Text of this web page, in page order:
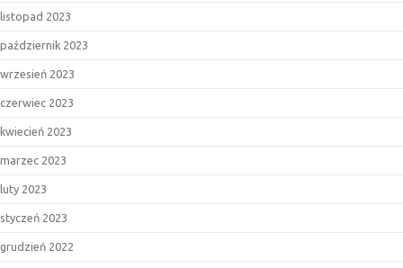
listopad 2023
październik 2023
wrzesień 2023
czerwiec 2023
kwiecień 2023
marzec 2023
luty 2023
styczeń 2023
grudzień 2022